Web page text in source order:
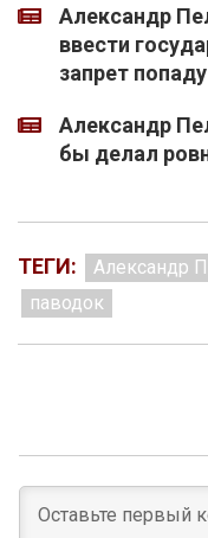
Александр
ввести
запрет
Александр
бы делал
ТЕГИ: Александр
паводок